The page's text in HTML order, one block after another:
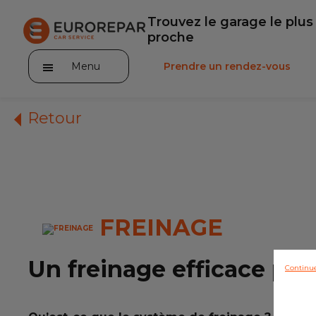
Trouvez le garage le plus
proche
Menu
Nos prestations
Prendre un rendez-vous
Retour
FREINAGE
Un freinage efficace